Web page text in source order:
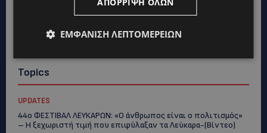
Topics
UPDATES
44ο ΦΕΣΤΙΒΑΛ ΛΕΥΚΑΡΩΝ: «Ο άνθρωπος είναι ο πολιτισμός»
– Η ξεχωριστή τιμή που επιφύλαξαν τα Λεύκαρα-(Βίντεο)
ΕΜΦΆΝΙΣΗ ΛΕΠΤΟΜΕΡΕΙΏΝ